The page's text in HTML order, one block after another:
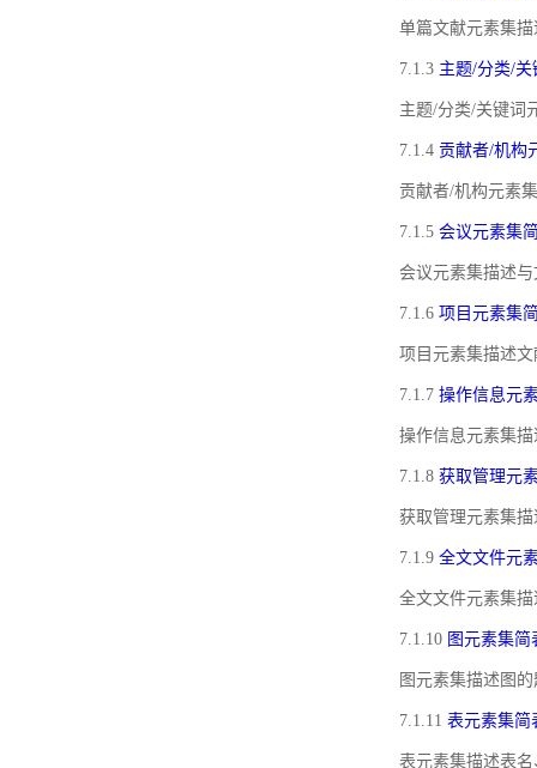
单篇文献元素集
7.1.3 主题/分类/
主题/分类/关键词
7.1.4 贡献者/机构
贡献者/机构元素
7.1.5 会议元素集
会议元素集描述
7.1.6 项目元素集
项目元素集描述
7.1.7 操作信息元
操作信息元素集
7.1.8 获取管理元
获取管理元素集
7.1.9 全文文件元
全文文件元素集
7.1.10 图元素集简
图元素集描述图
7.1.11 表元素集简
表元素集描述表